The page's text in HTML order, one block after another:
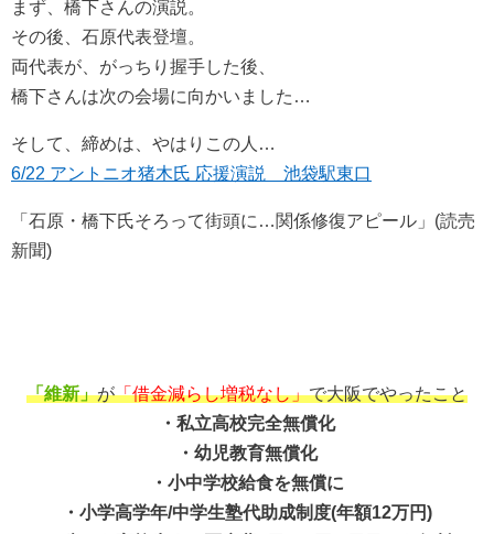
まず、橋下さんの演説。
その後、石原代表登壇。
両代表が、がっちり握手した後、
橋下さんは次の会場に向かいました…
そして、締めは、やはりこの人…
6/22 アントニオ猪木氏 応援演説 池袋駅東口
「石原・橋下氏そろって街頭に…関係修復アピール」(読売
新聞)
「維新」が「借金減らし増税なし」で大阪でやったこと
・私立高校完全無償化
・幼児教育無償化
・小中学校給食を無償に
・小学高学年/中学生塾代助成制度(年額12万円)